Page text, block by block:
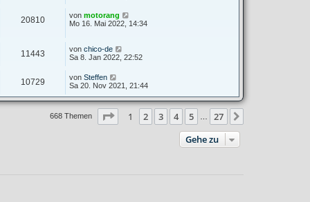
20810 von motorang
Mo 16. Mai 2022, 14:34
11443 von chico-de
Sa 8. Jan 2022, 22:52
10729 von Steffen
Sa 20. Nov 2021, 21:44
668 Themen Seite von27
1 2 3 4 5 27
Gehe zu